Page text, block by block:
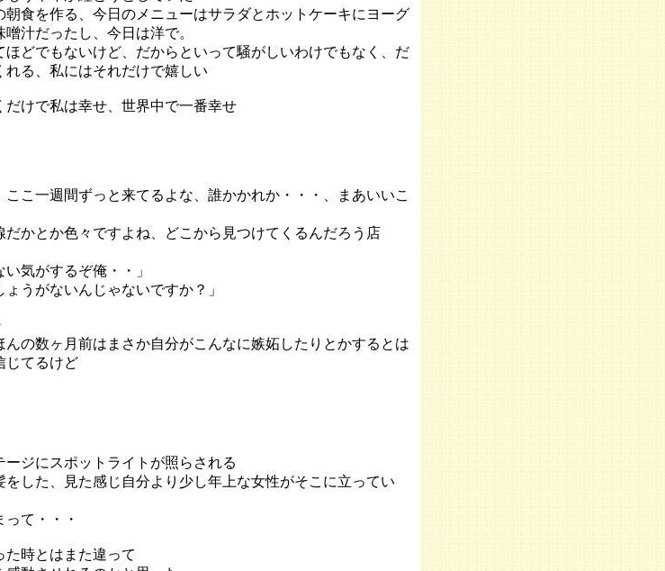
食を作る、今日のメニューはサラダとホットケーキにヨーグ
汁だったし、今日は洋で。
どでもないけど、だからといって騒がしいわけでもなく、だ
る、私にはそれだけで嬉しい
けで私は幸せ、世界中で一番幸せ
ここ一週間ずっと来てるよな、誰かかれか・・・、まあいいこ
だかとか色々ですよね、どこから見つけてくるんだろう店
気がするぞ俺・・」
うがないんじゃないですか？」
の数ヶ月前はまさか自分がこんなに嫉妬したりとかするとは
じてるけど
ジにスポットライトが照らされる
した、見た感じ自分より少し年上な女性がそこに立ってい
て・・・
時とはまた違って